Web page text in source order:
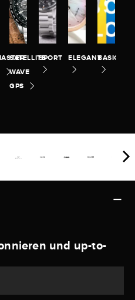
SATELLITE
WAVE
GPS
SPORT ELEGANTBASIC
und up-to-